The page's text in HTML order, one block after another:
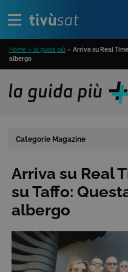
Home » la guida più » Arriva su Real
albergo
Categorie Magazine
Arriva su Real
su Taffo:
albergo